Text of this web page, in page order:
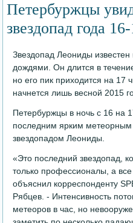
Петербуржцы
звездопад года
Звездопад Леониды
дождями. Он длится в
но его пик приходится на
начнется лишь весной 2015
Петербуржцы в ночь с 16 на
последним ярким метеорным
звездопадом Леониды.
«Это последний звездопад,
только профессионалы, а
объяснил корреспонденту
Рябцев. - Интенсивность
метеоров в час, но